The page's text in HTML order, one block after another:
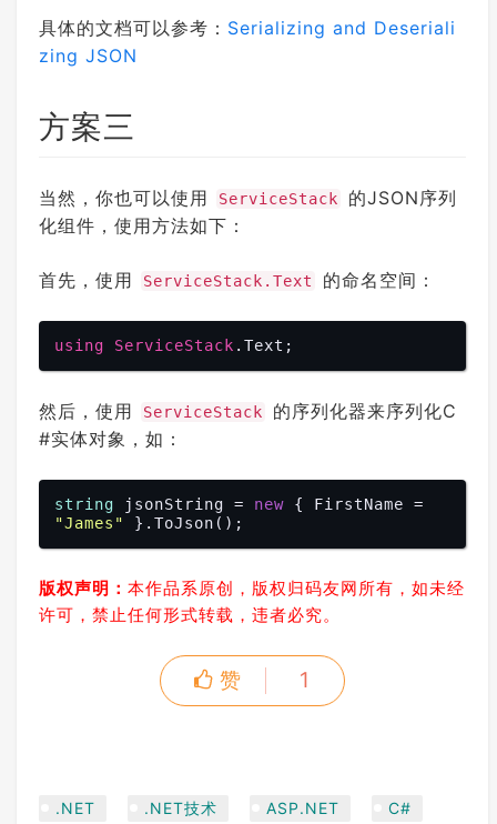
具体的文档可以参考： Serializing and Deseriali
zing JSON
方案三
当然，你也可以使用 ServiceStack
的JSON序列
化组件，使用方法如下：
首先，使用 ServiceStack.Text 的命名空间：
using ServiceStack .Text
然后，使用 ServiceStack
的序列化器来序列化C
#实体对象，如：
string jsonString = new
"James"
版权声明： 本作品系原创，版权归码友网所有，如未经
许可，禁止任何形式转载，违者必究。
赞 1
.NET .NET技术 ASP.NET
C#